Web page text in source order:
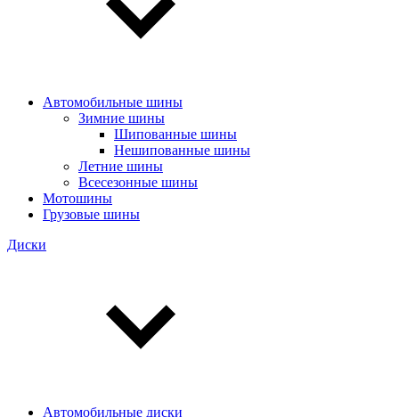
Автомобильные шины
Зимние шины
Шипованные шины
Нешипованные шины
Летние шины
Всесезонные шины
Мотошины
Грузовые шины
Диски
Автомобильные диски